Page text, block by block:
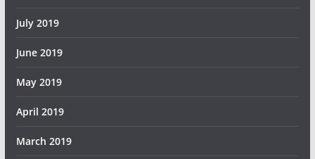
July 2019
June 2019
May 2019
April 2019
March 2019